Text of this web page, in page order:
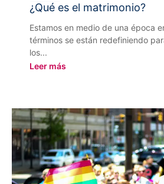
¿Qué es el matrimonio?
Estamos en medio de una época
términos se están redefiniendo
los...
Leer más